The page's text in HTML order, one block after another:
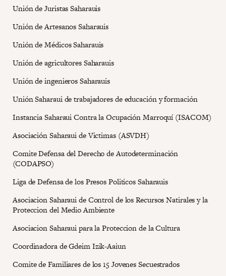
Unión de Juristas Saharauis
Unión de Artesanos Saharauis
Unión de Médicos Saharauis
Unión de agricultores Saharauis
Unión de ingenieros Saharauis
Unión Saharaui de trabajadores de educación y formación
Instancia Saharaui Contra la Ocupación Marroquí (ISACOM)
Asociación Saharaui de Victimas (ASVDH)
Comite Defensa del Derecho de Autodeterminación
(CODAPSO)
Liga de Defensa de los Presos Politicos Saharauis
Asociacion Saharaui de Control de los Recursos Natirales y la
Proteccion del Medio Ambiente
Asociacion Saharaui para la Proteccion de la Cultura
Coordinadora de Gdeim Izik-Aaiun
Comite de Familiares de los 15 Jovenes Secuestrados